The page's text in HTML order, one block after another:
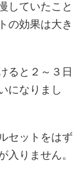
していたこと
の効果は大き
ると２～３日
になりまし
セットをはず
入りません。